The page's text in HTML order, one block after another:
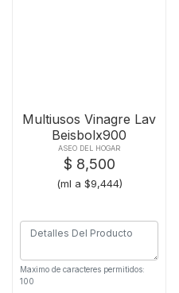
Multiusos Vinagre Lav
Beisbolx900
ASEO DEL HOGAR
$ 8,500
(ml a $9,444)
Maximo de caracteres permitidos:
100